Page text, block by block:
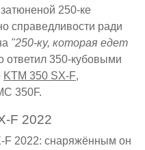
250-ке
справедливости ради
"250-ку, которая едет
ответил 350-кубовыми
KTM 350 SX-F,
350F.
F 2022
F 2022: снаряжённым он